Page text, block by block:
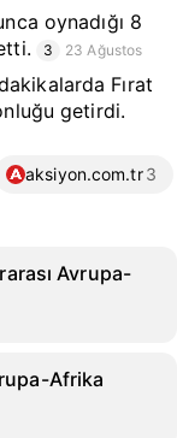
oynadığı 8
3 23 Ağustos
Fırat
getirdi.
aksiyon.com.tr3
Avrupa-
Afrika